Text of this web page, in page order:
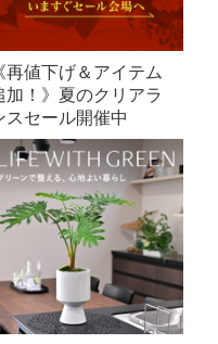
再値下げ＆アイテム
加！》夏のクリアラ
スセール開催中